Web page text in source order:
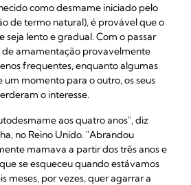
como desmame iniciado pelo
de termo natural), é provável que o
seja lento e gradual. Com o passar
de amamentação provavelmente
frequentes, enquanto algumas
momento para o outro, os seus
o interesse.
aos quatro anos", diz
no Reino Unido. "Abrandou
mamava a partir dos três anos e
se esqueceu quando estávamos
meses, por vezes, quer agarrar a